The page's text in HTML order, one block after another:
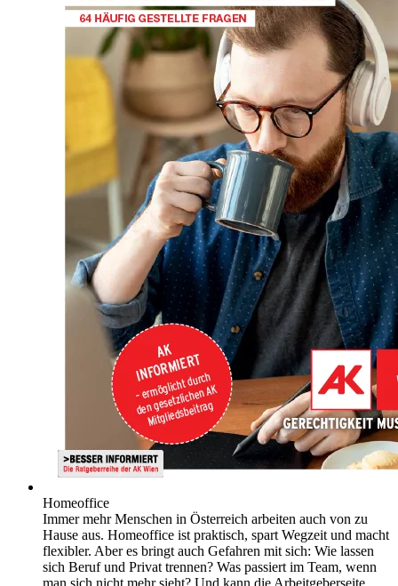
Homeoffice
Immer mehr Menschen in Österreich arbeiten auch von zu
Hause aus. Homeoffice ist praktisch, spart Wegzeit und macht
flexibler. Aber es bringt auch Gefahren mit sich: Wie lassen
sich Beruf und Privat trennen? Was passiert im Team, wenn
man sich nicht mehr sieht? Und kann die Arbeitgeberseite